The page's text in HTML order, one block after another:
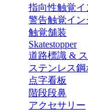
指向性触覚
警告触覚イン
触覚舗装
Skatestopper
道路標識 &
ステンレス鋼
点字看板
階段段鼻
アクセサリー